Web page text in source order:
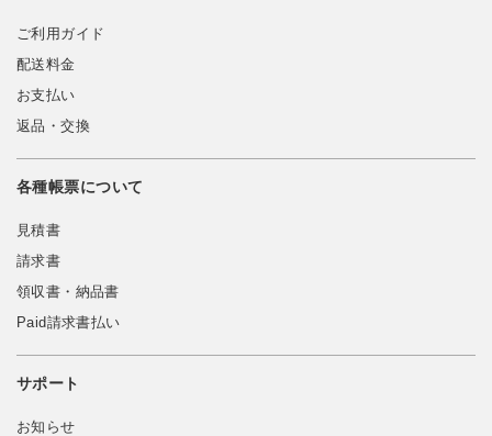
ご利用ガイド
配送料金
お支払い
返品・交換
各種帳票について
見積書
請求書
領収書・納品書
Paid請求書払い
サポート
お知らせ